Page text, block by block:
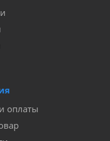
оплаты